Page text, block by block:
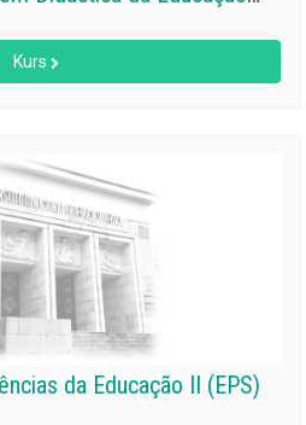
Kurs
da Educação II (EPS)